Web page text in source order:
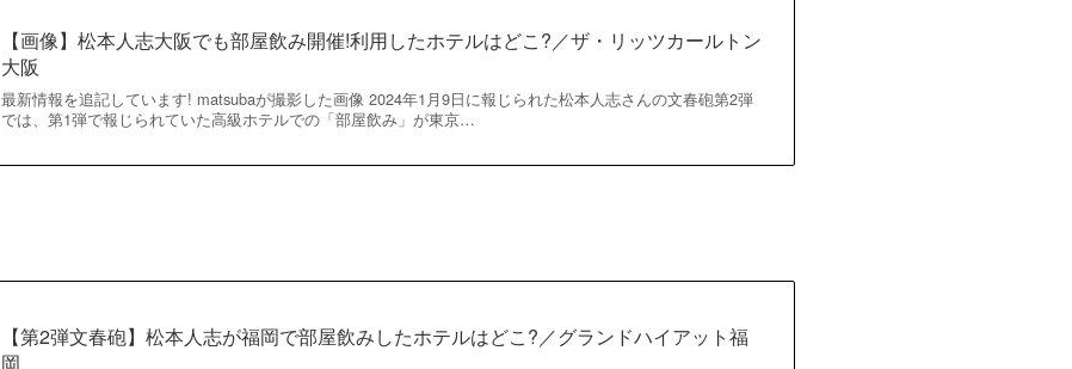
【画像】松本人志大阪でも部屋飲み開催!利用したホテルはどこ?／ザ・リッツカールトン
大阪
最新情報を追記しています! matsubaが撮影した画像 2024年1月9日に報じられた松本人志さんの文春砲第2弾
では、第1弾で報じられていた高級ホテルでの「部屋飲み」が東京…
【第2弾文春砲】松本人志が福岡で部屋飲みしたホテルはどこ?／グランドハイアット福
岡